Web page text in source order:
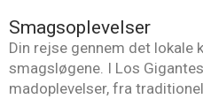
Smagsoplevelser
Din rejse gennem det lokale
smagsløgene. I Los
madoplevelser, fra